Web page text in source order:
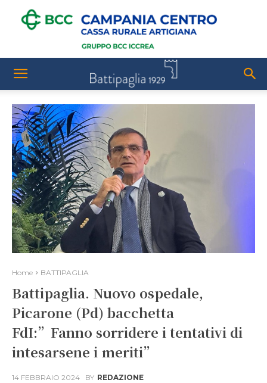
Home BATTIPAGLIA
Battipaglia. Nuovo ospedale,
Picarone (Pd) bacchetta
FdI:”Fanno sorridere i tentativi di
intesarsene i meriti”
14 FEBBRAIO 2024 BY REDAZIONE